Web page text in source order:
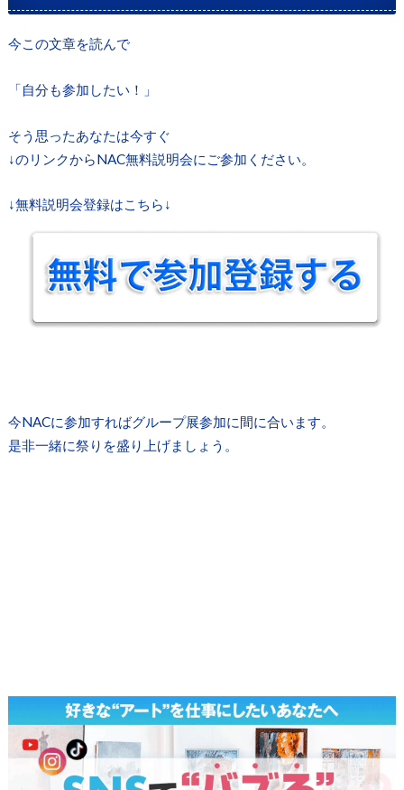
今この文章を読んで
「自分も参加したい！」
そう思ったあなたは今すぐ
↓のリンクからNAC無料説明会にご参加ください。
↓無料説明会登録はこちら↓
今NACに参加すればグループ展参加に間に合います。
是非一緒に祭りを盛り上げましょう。